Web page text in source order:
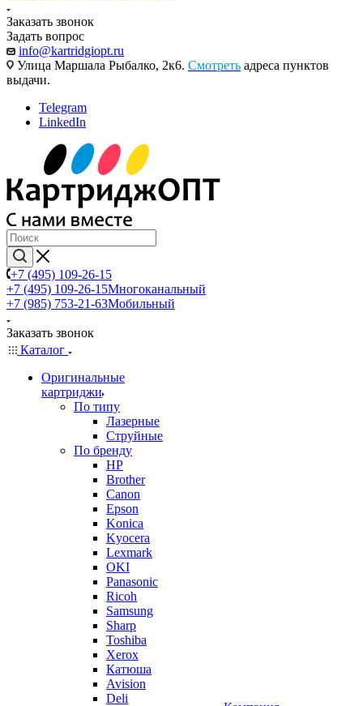
Заказать звонок
Задать вопрос
info@kartridgiopt.ru
Улица Маршала Рыбалко, 2к6. Смотреть адреса пунктов
выдачи.
Telegram
LinkedIn
+7 (495) 109-26-15
+7 (495) 109-26-15Многоканальный
+7 (985) 753-21-63Мобильный
Заказать звонок
Каталог
Оригинальные
картриджи
По типу
Лазерные
Струйные
По бренду
HP
Brother
Canon
Epson
Konica
Kyocera
Lexmark
OKI
Panasonic
Ricoh
Samsung
Sharp
Toshiba
Xerox
Катюша
Avision
Deli